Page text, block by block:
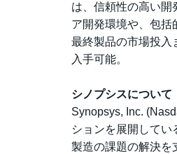
は、信頼性の高い開
ア開発環境や、包括
最終製品の市場投入
入手可能。
シノプシスについて
Synopsys, Inc.
ションを展開して
製造の課題の解決を